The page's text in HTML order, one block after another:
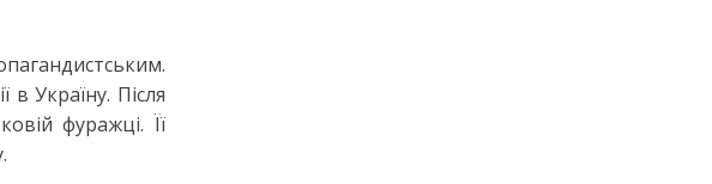
Україну. Після
фуражці. Її